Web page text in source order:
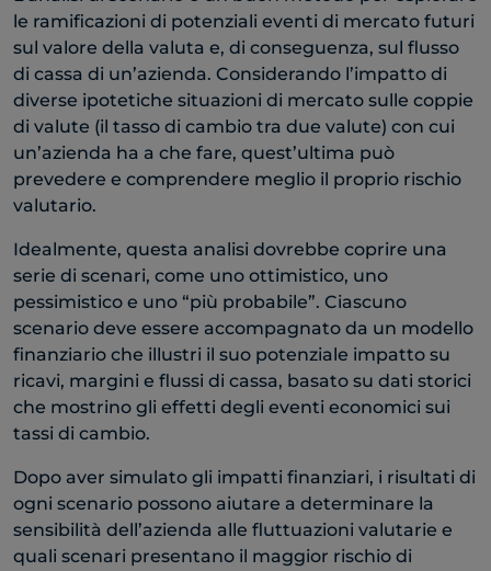
le ramificazioni di potenziali eventi di mercato futuri
sul valore della valuta e, di conseguenza, sul flusso
di cassa di un’azienda. Considerando l’impatto di
diverse ipotetiche situazioni di mercato sulle coppie
di valute (il tasso di cambio tra due valute) con cui
un’azienda ha a che fare, quest’ultima può
prevedere e comprendere meglio il proprio rischio
valutario.
Idealmente, questa analisi dovrebbe coprire una
serie di scenari, come uno ottimistico, uno
pessimistico e uno “più probabile”. Ciascuno
scenario deve essere accompagnato da un modello
finanziario che illustri il suo potenziale impatto su
ricavi, margini e flussi di cassa, basato su dati storici
che mostrino gli effetti degli eventi economici sui
tassi di cambio.
Dopo aver simulato gli impatti finanziari, i risultati di
ogni scenario possono aiutare a determinare la
sensibilità dell’azienda alle fluttuazioni valutarie e
quali scenari presentano il maggior rischio di